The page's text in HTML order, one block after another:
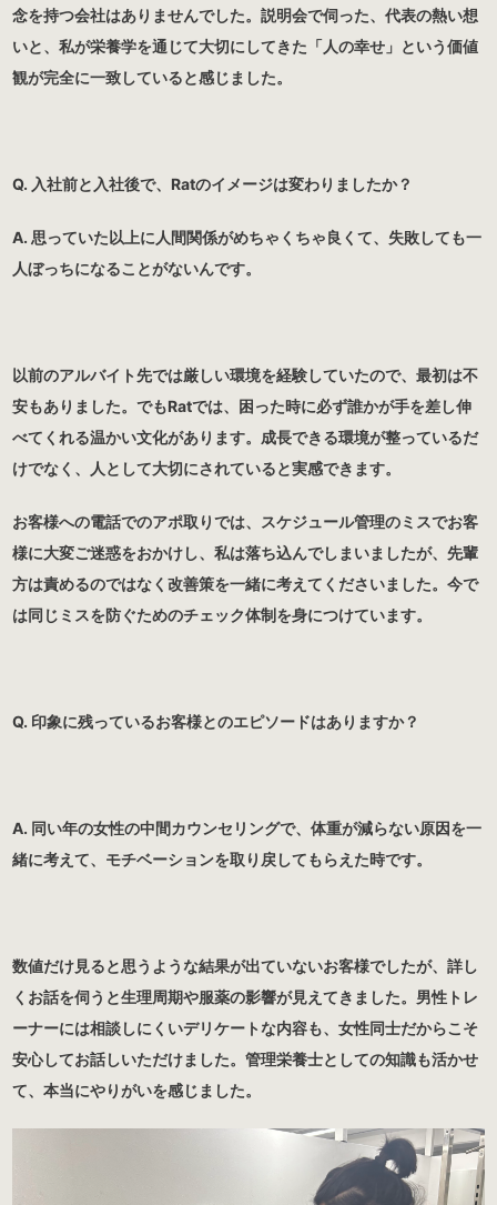
念を持つ会社はありませんでした。説明会で伺った、代表の熱い想
いと、私が栄養学を通じて大切にしてきた「人の幸せ」という価値
観が完全に一致していると感じました。
Q. 入社前と入社後で、Ratのイメージは変わりましたか？
A. 思っていた以上に人間関係がめちゃくちゃ良くて、失敗しても一
人ぼっちになることがないんです。
以前のアルバイト先では厳しい環境を経験していたので、最初は不
安もありました。でもRatでは、困った時に必ず誰かが手を差し伸
べてくれる温かい文化があります。成長できる環境が整っているだ
けでなく、人として大切にされていると実感できます。
お客様への電話でのアポ取りでは、スケジュール管理のミスでお客
様に大変ご迷惑をおかけし、私は落ち込んでしまいましたが、先輩
方は責めるのではなく改善策を一緒に考えてくださいました。今で
は同じミスを防ぐためのチェック体制を身につけています。
Q. 印象に残っているお客様とのエピソードはありますか？
A. 同い年の女性の中間カウンセリングで、体重が減らない原因を一
緒に考えて、モチベーションを取り戻してもらえた時です。
数値だけ見ると思うような結果が出ていないお客様でしたが、詳し
くお話を伺うと生理周期や服薬の影響が見えてきました。男性トレ
ーナーには相談しにくいデリケートな内容も、女性同士だからこそ
安心してお話しいただけました。管理栄養士としての知識も活かせ
て、本当にやりがいを感じました。